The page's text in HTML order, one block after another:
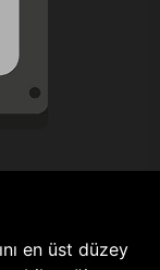
en üst düzey